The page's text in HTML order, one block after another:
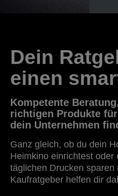
Dein
einen
Kompetente
richtigen Produkte
dein Unternehmen
Ganz gleich, ob du dein
Heimkino einrichtest oder
täglichen Drucken sparen
Kaufratgeber helfen dir